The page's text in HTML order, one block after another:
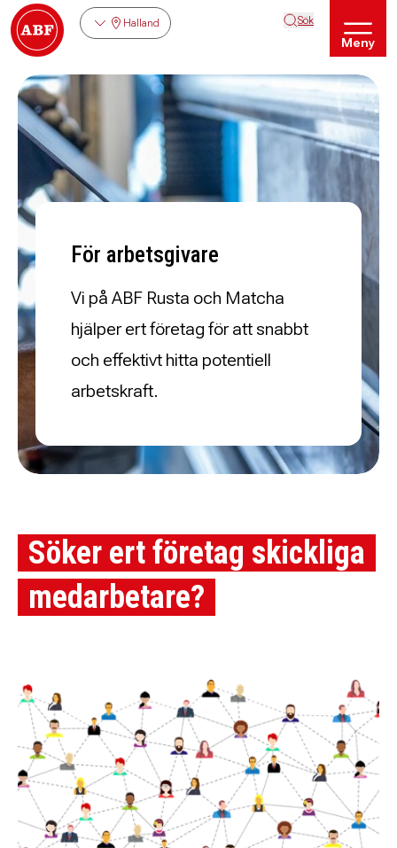
Halland Sök
Meny
För arbetsgivare
Vi på ABF Rusta och Matcha
hjälper ert företag för att snabbt
och effektivt hitta potentiell
arbetskraft.
Söker ert företag skickliga
medarbetare?